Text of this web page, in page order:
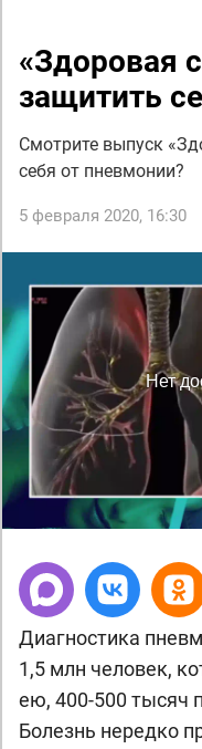
«Здоровая
защитить
Смотрите выпуск
себя от пневмонии?
5 февраля 2020, 16:30
Диагностика
1,5 млн человек,
ею, 400-500 тысяч
Болезнь нередко